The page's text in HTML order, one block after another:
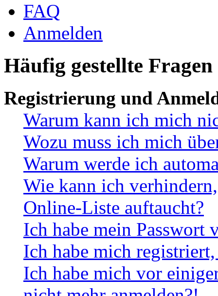
FAQ
Anmelden
Häufig gestellte Fragen
Registrierung und
Warum kann ich mich
Wozu muss ich mich
Warum werde ich
Wie kann ich
Online-Liste auftaucht?
Ich habe mein Passwort
Ich habe mich
Ich habe mich vor